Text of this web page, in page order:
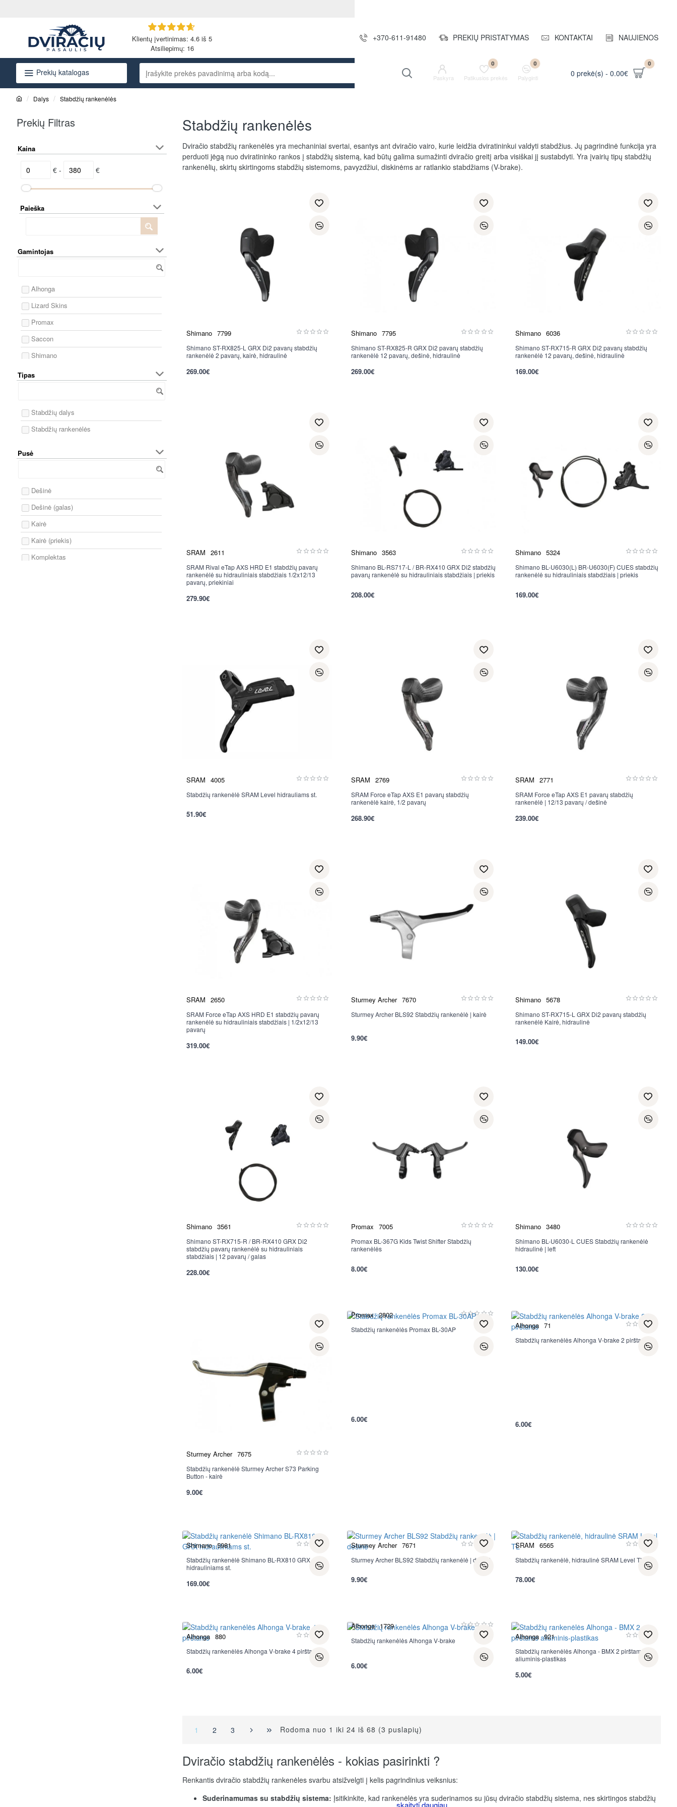
Klientų įvertinimas: 4.6 iš 5
Atsiliepimų: 16
+370-611-91480 PREKIŲ PRISTATYMAS KONTAKTAI NAUJIENOS
Prekių katalogas
Įrašykite
prekės
Paskyra Patikusios prekės
0
Palyginti
0
0 prekė(s) - 0.00€
0
m
Dalys Stabdžių rankenėlės
Prekių Filtras
Kaina
€ - €
Paieška
Gamintojas
Alhonga
Lizard Skins
Promax
Saccon
Shimano
Sram
Tipas
Stabdžių dalys
Stabdžių rankenėlės
Pusė
Dešinė
Dešinė (galas)
Kairė
Kairė (priekis)
Komplektas
Stabdžių rankenėlės
Dviračio stabdžių rankenėlės yra mechaniniai svertai, esantys ant dviračio vairo, kurie leidžia dviratininkui valdyti stabdžius. Jų pagrindinė funkcija yra
perduoti jėgą nuo dviratininko rankos į stabdžių sistemą, kad būtų galima sumažinti dviračio greitį arba visiškai jį sustabdyti. Yra įvairių tipų stabdžių
rankenėlių, skirtų skirtingoms stabdžių sistemoms, pavyzdžiui, diskinėms ar ratlankio stabdžiams (V-brake).
Nauja
per 2-3 d.
Shimano 7799
Shimano ST-RX825-L GRX Di2 pavarų stabdžių
rankenėlė 2 pavarų, kairė, hidraulinė
269.00€
Nauja
per 2-3 d.
Shimano 7795
Shimano ST-RX825-R GRX Di2 pavarų stabdžių
rankenėlė 12 pavarų, dešinė, hidraulinė
269.00€
Nauja
per 2-3 d.
Shimano 6036
Shimano ST-RX715-R GRX Di2 pavarų stabdžių
rankenėlė 12 pavarų, dešinė, hidraulinė
169.00€
Nauja
SRAM 2611
SRAM Rival eTap AXS HRD E1 stabdžių pavarų
rankenėlė su hidrauliniais stabdžiais 1/2x12/13
pavarų, priekiniai
279.90€
per 2-3 d.
Shimano 3563
Shimano BL-RS717-L / BR-RX410 GRX Di2 stabdžių
pavarų rankenėlė su hidrauliniais stabdžiais | priekis
208.00€ per 2-3 d.
Shimano 5324
Shimano BL-U6030(L) BR-U6030(F) CUES stabdžių
rankenėlė su hidrauliniais stabdžiais | priekis
169.00€
SRAM 4005
Stabdžių rankenėlė SRAM Level hidrauliams st.
51.90€
Nauja
SRAM 2769
SRAM Force eTap AXS E1 pavarų stabdžių
rankenėlė kairė, 1/2 pavarų
268.90€
SRAM 2771
SRAM Force eTap AXS E1 pavarų stabdžių
rankenėlė | 12/13 pavarų / dešinė
239.00€
SRAM 2650
SRAM Force eTap AXS HRD E1 stabdžių pavarų
rankenėlė su hidrauliniais stabdžiais | 1/2x12/13
pavarų
319.00€
Sturmey Archer 7670
Sturmey Archer BLS92 Stabdžių rankenėlė | kairė
9.90€
Nauja
per 2-3 d.
Shimano 5678
Shimano ST-RX715-L GRX Di2 pavarų stabdžių
rankenėlė Kairė, hidraulinė
149.00€
Shimano 3561
Shimano ST-RX715-R / BR-RX410 GRX Di2
stabdžių pavarų rankenėlė su hidrauliniais
stabdžiais | 12 pavarų / galas
228.00€
Promax 7005
Promax BL-367G Kids Twist Shifter Stabdžių
rankenėlės
8.00€ per 2-3 d.
Shimano 3480
Shimano BL-U6030-L CUES Stabdžių rankenėlė
hidraulinė | left
130.00€
Sturmey Archer 7675
Stabdžių rankenėlė Sturmey Archer S73 Parking
Button - kairė
9.00€
Promax 2802
Stabdžių rankenėlės Promax BL-30AP
6.00€
Alhonga 71
Stabdžių rankenėlės Alhonga V-brake 2 pirštams
6.00€
per 2-3 d.
Shimano 5981
Stabdžių rankenėlė Shimano BL-RX810 GRX
hidrauliniams st.
169.00€
Sturmey Archer 7671
Sturmey Archer BLS92 Stabdžių rankenėlė | dešinė
9.90€
SRAM 6565
Stabdžių rankenėlė, hidraulinė SRAM Level TL
78.00€
Alhonga 880
Stabdžių rankenėlės Alhonga V-brake 4 pirštams
6.00€
Alhonga 1729
Stabdžių rankenėlės Alhonga V-brake
6.00€
Alhonga 921
Stabdžių rankenėlės Alhonga - BMX 2 pirštams
aliuminis-plastikas
5.00€
1 2 3 Rodoma nuo 1 iki 24 iš 68 (3 puslapių)
Dviračio stabdžių rankenėlės - kokias pasirinkti ?
Renkantis dviračio stabdžių rankenėles svarbu atsižvelgti į kelis pagrindinius veiksnius:
Suderinamumas su stabdžių sistema: Įsitikinkite, kad rankenėlės yra suderinamos su jūsų dviračio stabdžių sistema, nes skirtingos stabdžių